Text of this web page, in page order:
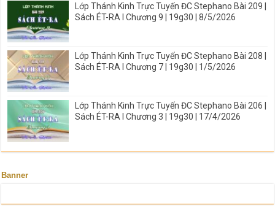
Lớp Thánh Kinh Trực Tuyến ĐC Stephano Bài 209 |
Sách ÉT-RA I Chương 9 | 19g30 | 8/5/2026
Lớp Thánh Kinh Trực Tuyến ĐC Stephano Bài 208 |
Sách ÉT-RA I Chương 7 | 19g30 | 1/5/2026
Lớp Thánh Kinh Trực Tuyến ĐC Stephano Bài 206 |
Sách ÉT-RA I Chương 3 | 19g30 | 17/4/2026
Banner